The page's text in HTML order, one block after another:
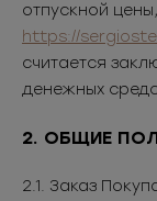
отпускной
https://
считается
денежных
2. ОБЩИЕ
2.1. Заказ